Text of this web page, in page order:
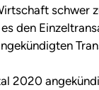
schwer
den
2020